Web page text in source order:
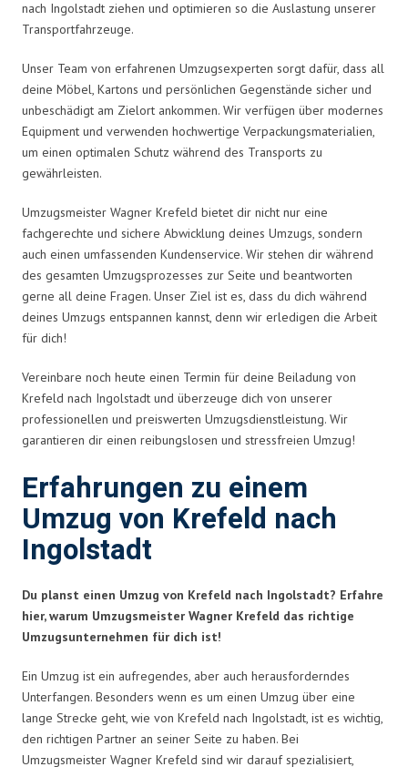
nach Ingolstadt ziehen und optimieren so die Auslastung unserer
Transportfahrzeuge.
Unser Team von erfahrenen Umzugsexperten sorgt dafür, dass all
deine Möbel, Kartons und persönlichen Gegenstände sicher und
unbeschädigt am Zielort ankommen. Wir verfügen über modernes
Equipment und verwenden hochwertige Verpackungsmaterialien,
um einen optimalen Schutz während des Transports zu
gewährleisten.
Umzugsmeister Wagner Krefeld bietet dir nicht nur eine
fachgerechte und sichere Abwicklung deines Umzugs, sondern
auch einen umfassenden Kundenservice. Wir stehen dir während
des gesamten Umzugsprozesses zur Seite und beantworten
gerne all deine Fragen. Unser Ziel ist es, dass du dich während
deines Umzugs entspannen kannst, denn wir erledigen die Arbeit
für dich!
Vereinbare noch heute einen Termin für deine Beiladung von
Krefeld nach Ingolstadt und überzeuge dich von unserer
professionellen und preiswerten Umzugsdienstleistung. Wir
garantieren dir einen reibungslosen und stressfreien Umzug!
Erfahrungen zu einem
Umzug von Krefeld nach
Ingolstadt
Du planst einen Umzug von Krefeld nach Ingolstadt? Erfahre
hier, warum Umzugsmeister Wagner Krefeld das richtige
Umzugsunternehmen für dich ist!
Ein Umzug ist ein aufregendes, aber auch herausforderndes
Unterfangen. Besonders wenn es um einen Umzug über eine
lange Strecke geht, wie von Krefeld nach Ingolstadt, ist es wichtig,
den richtigen Partner an seiner Seite zu haben. Bei
Umzugsmeister Wagner Krefeld sind wir darauf spezialisiert,